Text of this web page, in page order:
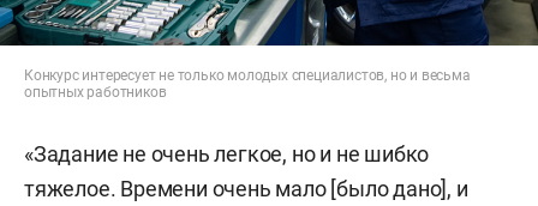
Конкурс интересует не только молодых специалистов, но и весьма
опытных работников
«Задание не очень легкое, но и не шибко
тяжелое. Времени очень мало [было дано], и